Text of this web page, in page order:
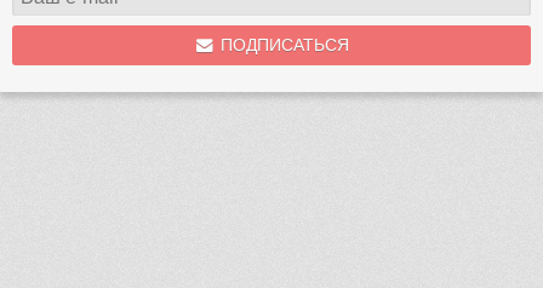
ПОДПИСАТЬСЯ